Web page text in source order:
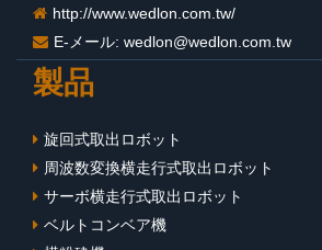
http://www.wedlon.com.tw/
E-メール: wedlon@wedlon.com.tw
製品
旋回式取出ロボット
周波数変換横走行式取出ロボット
サーボ横走行式取出ロボット
ベルトコンベア機